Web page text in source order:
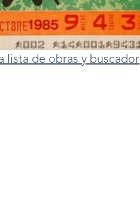
lista de obras y buscador